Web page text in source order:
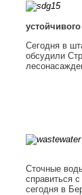
Сегодня в
обсудили
Сточные
справиться
сегодня в